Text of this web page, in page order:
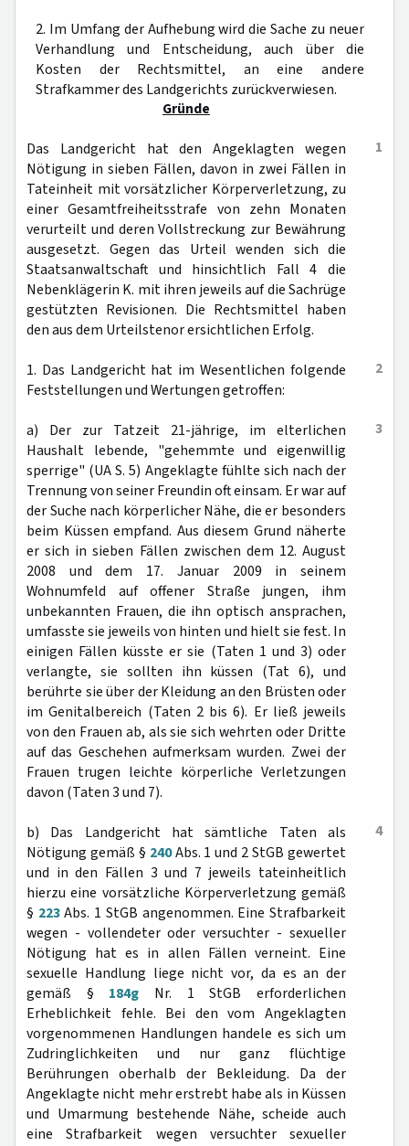
2. Im Umfang der Aufhebung wird die Sache zu neuer
Verhandlung und Entscheidung, auch über die
Kosten der Rechtsmittel, an eine andere
Strafkammer des Landgerichts zurückverwiesen.
Gründe
1
Das Landgericht hat den Angeklagten wegen
Nötigung in sieben Fällen, davon in zwei Fällen in
Tateinheit mit vorsätzlicher Körperverletzung, zu
einer Gesamtfreiheitsstrafe von zehn Monaten
verurteilt und deren Vollstreckung zur Bewährung
ausgesetzt. Gegen das Urteil wenden sich die
Staatsanwaltschaft und hinsichtlich Fall 4 die
Nebenklägerin K. mit ihren jeweils auf die Sachrüge
gestützten Revisionen. Die Rechtsmittel haben
den aus dem Urteilstenor ersichtlichen Erfolg.
2
1. Das Landgericht hat im Wesentlichen folgende
Feststellungen und Wertungen getroffen:
3
a) Der zur Tatzeit 21-jährige, im elterlichen
Haushalt lebende, "gehemmte und eigenwillig
sperrige" (UA S. 5) Angeklagte fühlte sich nach der
Trennung von seiner Freundin oft einsam. Er war auf
der Suche nach körperlicher Nähe, die er besonders
beim Küssen empfand. Aus diesem Grund näherte
er sich in sieben Fällen zwischen dem 12. August
2008 und dem 17. Januar 2009 in seinem
Wohnumfeld auf offener Straße jungen, ihm
unbekannten Frauen, die ihn optisch ansprachen,
umfasste sie jeweils von hinten und hielt sie fest. In
einigen Fällen küsste er sie (Taten 1 und 3) oder
verlangte, sie sollten ihn küssen (Tat 6), und
berührte sie über der Kleidung an den Brüsten oder
im Genitalbereich (Taten 2 bis 6). Er ließ jeweils
von den Frauen ab, als sie sich wehrten oder Dritte
auf das Geschehen aufmerksam wurden. Zwei der
Frauen trugen leichte körperliche Verletzungen
davon (Taten 3 und 7).
4
b) Das Landgericht hat sämtliche Taten als
Nötigung gemäß § 240Abs. 1 und 2 StGB gewertet
und in den Fällen 3 und 7 jeweils tateinheitlich
hierzu eine vorsätzliche Körperverletzung gemäß
§ 223Abs. 1 StGB angenommen. Eine Strafbarkeit
wegen - vollendeter oder versuchter - sexueller
Nötigung hat es in allen Fällen verneint. Eine
sexuelle Handlung liege nicht vor, da es an der
gemäß § 184g Nr. 1 StGB erforderlichen
Erheblichkeit fehle. Bei den vom Angeklagten
vorgenommenen Handlungen handele es sich um
Zudringlichkeiten und nur ganz flüchtige
Berührungen oberhalb der Bekleidung. Da der
Angeklagte nicht mehr erstrebt habe als in Küssen
und Umarmung bestehende Nähe, scheide auch
eine Strafbarkeit wegen versuchter sexueller